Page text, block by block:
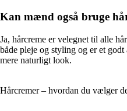
Kan mænd også bruge
Ja, hårcreme er velegnet til alle
både pleje og styling og er et
mere naturligt look.
Hårcremer – hvordan du vælger